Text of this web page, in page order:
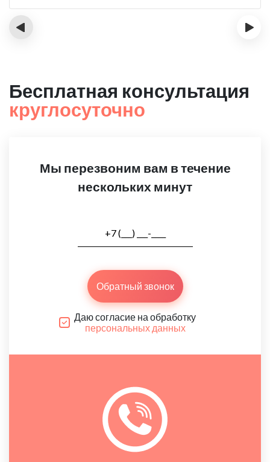
‹ ›
Бесплатная консультация
круглосуточно
Мы перезвоним вам в течение
нескольких минут
Обратный звонок
Даю согласие на обработку
персональных данных